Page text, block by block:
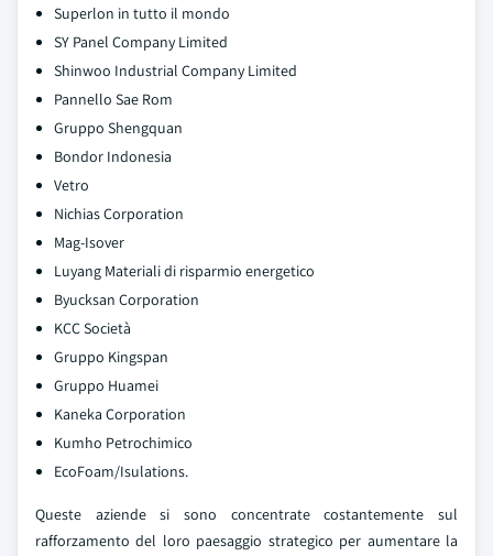
Superlon in tutto il mondo
SY Panel Company Limited
Shinwoo Industrial Company Limited
Pannello Sae Rom
Gruppo Shengquan
Bondor Indonesia
Vetro
Nichias Corporation
Mag-Isover
Luyang Materiali di risparmio energetico
Byucksan Corporation
KCC Società
Gruppo Kingspan
Gruppo Huamei
Kaneka Corporation
Kumho Petrochimico
EcoFoam/Isulations.
Queste aziende si sono concentrate costantemente sul
rafforzamento del loro paesaggio strategico per aumentare la